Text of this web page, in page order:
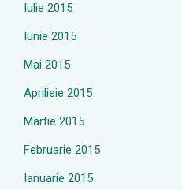
Iulie 2015
Iunie 2015
Mai 2015
Aprilieie 2015
Martie 2015
Februarie 2015
Ianuarie 2015